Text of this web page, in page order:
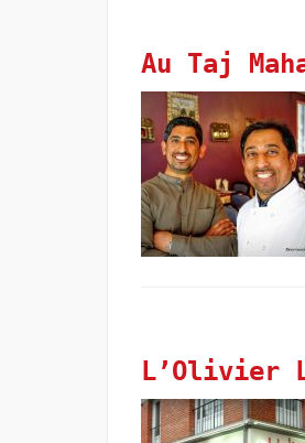
Au Taj
L’Olivier